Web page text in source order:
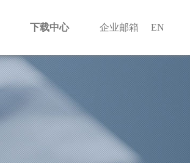
下载中心 EN
企业邮箱